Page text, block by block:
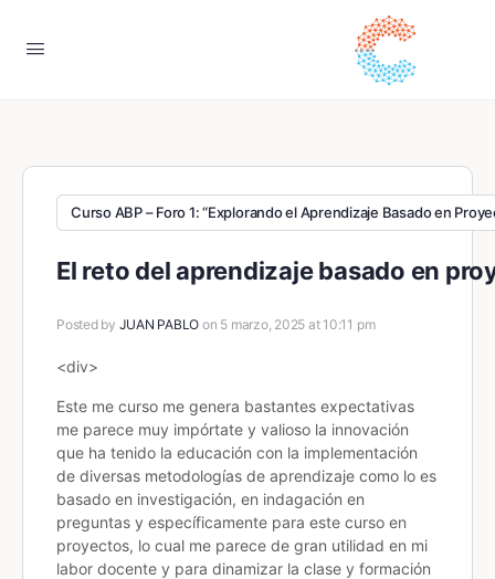
Curso ABP – Foro 1: “Explorando el Aprendizaje Basado en
El reto del aprendizaje basado en
Posted by JUAN PABLO on 5 marzo, 2025 at 10:11 pm
<div>
Este me curso me genera bastantes expectativas
me parece muy impórtate y valioso la innovación
que ha tenido la educación con la implementación
de diversas metodologías de aprendizaje como lo es
basado en investigación, en indagación en
preguntas y específicamente para este curso en
proyectos, lo cual me parece de gran utilidad en mi
labor docente y para dinamizar la clase y formación